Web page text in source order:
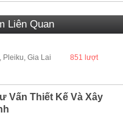
Liên Quan
Pleiku, Gia Lai
851 lượt
Vấn Thiết Kế Và Xây